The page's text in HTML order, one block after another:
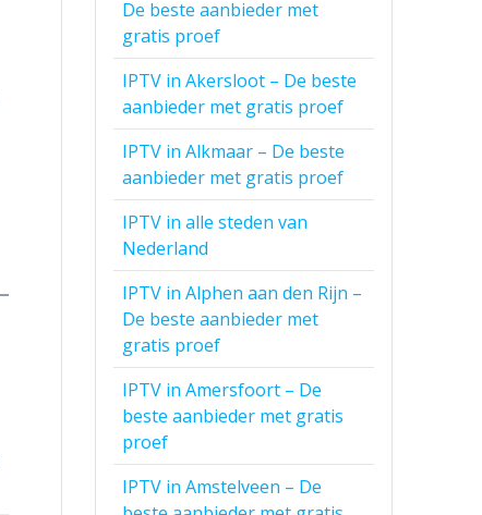
De beste aanbieder met
gratis proef
IPTV in Akersloot – De beste
aanbieder met gratis proef
IPTV in Alkmaar – De beste
aanbieder met gratis proef
IPTV in alle steden van
Nederland
IPTV in Alphen aan den Rijn –
De beste aanbieder met
gratis proef
IPTV in Amersfoort – De
beste aanbieder met gratis
proef
IPTV in Amstelveen – De